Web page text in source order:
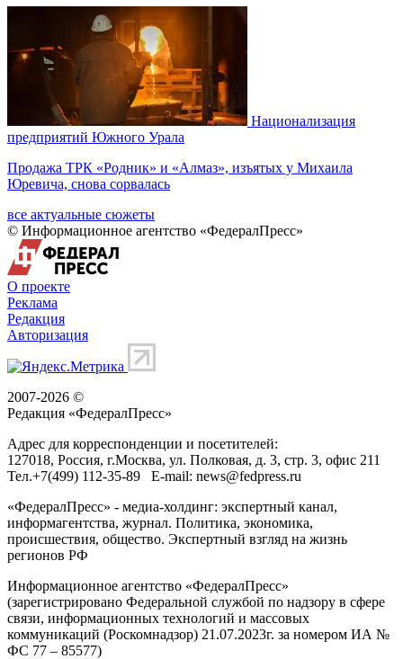
Национализация
предприятий Южного Урала
Продажа ТРК «Родник» и «Алмаз», изъятых у Михаила
Юревича, снова сорвалась
все актуальные сюжеты
© Информационное агентство «ФедералПресс»
О проекте
Реклама
Редакция
Авторизация
2007-2026 ©
Редакция «ФедералПресс»
Адрес для корреспонденции и посетителей:
127018, Россия, г.Москва, ул. Полковая, д. 3, стр. 3, офис 211
Тел.+7(499) 112-35-89 E-mail: news@fedpress.ru
«ФедералПресс» - медиа-холдинг: экспертный канал,
информагентства, журнал. Политика, экономика,
происшествия, общество. Экспертный взгляд на жизнь
регионов РФ
Информационное агентство «ФедералПресс»
(зарегистрировано Федеральной службой по надзору в сфере
связи, информационных технологий и массовых
коммуникаций (Роскомнадзор) 21.07.2023г. за номером ИА №
ФС 77 – 85577)